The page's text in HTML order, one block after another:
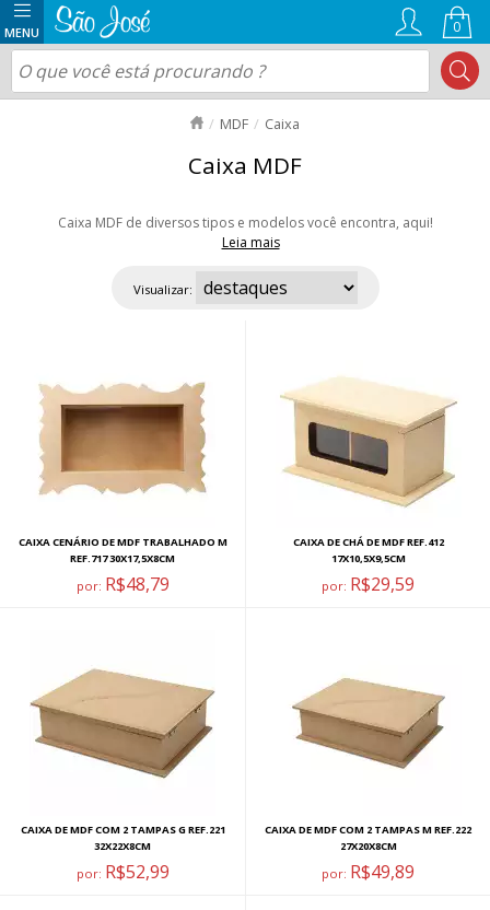
0
MDF Caixa
Caixa MDF
Caixa MDF de diversos tipos e modelos você encontra, aqui!
Leia mais
modelos, ideal para pintura e decoupage. Aproveite nossas ofertas e
envio rápido para todo Brasil!
Visualizar:
CAIXA CENÁRIO DE MDF TRABALHADO M
REF.717 30X17,5X8CM
por: R$48,79
CAIXA DE CHÁ DE MDF REF.412
17X10,5X9,5CM
por: R$29,59
CAIXA DE MDF COM 2 TAMPAS G REF.221
32X22X8CM
por: R$52,99
CAIXA DE MDF COM 2 TAMPAS M REF.222
27X20X8CM
por: R$49,89